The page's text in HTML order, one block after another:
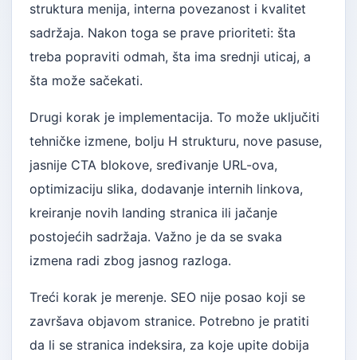
struktura menija, interna povezanost i kvalitet
sadržaja. Nakon toga se prave prioriteti: šta
treba popraviti odmah, šta ima srednji uticaj, a
šta može sačekati.
Drugi korak je implementacija. To može uključiti
tehničke izmene, bolju H strukturu, nove pasuse,
jasnije CTA blokove, sređivanje URL-ova,
optimizaciju slika, dodavanje internih linkova,
kreiranje novih landing stranica ili jačanje
postojećih sadržaja. Važno je da se svaka
izmena radi zbog jasnog razloga.
Treći korak je merenje. SEO nije posao koji se
završava objavom stranice. Potrebno je pratiti
da li se stranica indeksira, za koje upite dobija